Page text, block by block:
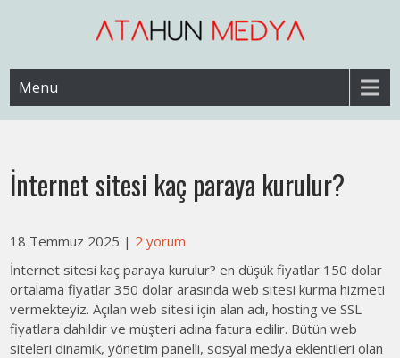
Web Sitesi Açma, İnternet Sitesi
Fiyatları
Menu
İnternet sitesi kaç paraya kurulur?
18 Temmuz 2025 | 2 yorum
İnternet sitesi kaç paraya kurulur? en düşük fiyatlar 150 dolar
ortalama fiyatlar 350 dolar arasında web sitesi kurma hizmeti
vermekteyiz. Açılan web sitesi için alan adı, hosting ve SSL
fiyatlara dahildir ve müşteri adına fatura edilir. Bütün web
siteleri dinamik, yönetim panelli, sosyal medya eklentileri olan